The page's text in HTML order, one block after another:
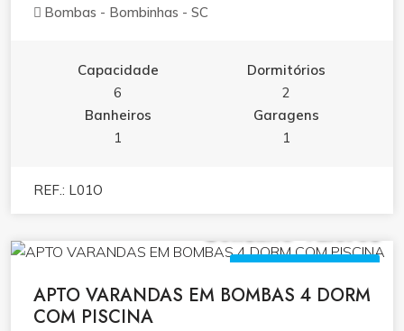
Bombas - Bombinhas - SC
Capacidade
6
Dormitórios
2
Banheiros
1
Garagens
1
REF.: L01O
ALUGUEL (TEMPORADA)
APTO VARANDAS EM BOMBAS 4 DORM
COM PISCINA